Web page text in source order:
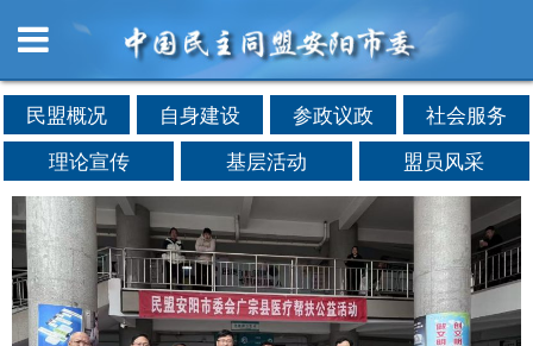
民盟概况 自身建设 参政议政
社会服务
理论宣传
基层活动 盟员风采